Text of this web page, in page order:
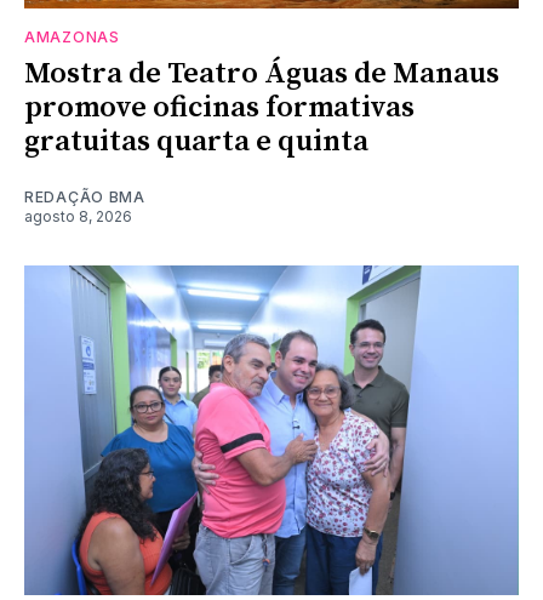
AMAZONAS
Mostra de Teatro Águas de Manaus
promove oficinas formativas
gratuitas quarta e quinta
REDAÇÃO BMA
agosto 8, 2026